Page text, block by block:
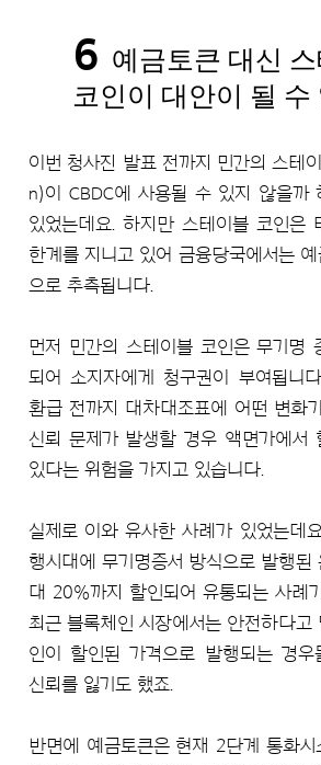
6 예금토큰 대신
코인이 대안이 될 수
이번 청사진 발표 전까지 민간의 스테
n)이 CBDC에 사용될 수 있지 않을까
있었는데요. 하지만 스테이블 코인은
한계를 지니고 있어 금융당국에서는
으로 추측됩니다.
먼저 민간의 스테이블 코인은 무기명
되어 소지자에게 청구권이 부여됩니
환급 전까지 대차대조표에 어떤 변화
신뢰 문제가 발생할 경우 액면가에서
있다는 위험을 가지고 있습니다.
실제로 이와 유사한 사례가 있었는데
행시대에 무기명증서 방식으로 발행된
대 20%까지 할인되어 유통되는 사례
최근 블록체인 시장에서는 안전하다고
인이 할인된 가격으로 발행되는 경우
신뢰를 잃기도 했죠.
반면에 예금토큰은 현재 2단계 통화시